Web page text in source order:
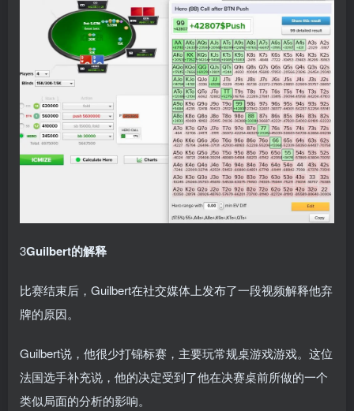
3Guilbert的解释
比赛结束后，Guilbert在社交媒体上发布了一段视频解释他弃
牌的原因。
Guilbert说，他很少打锦标赛，主要玩常规桌游戏游戏。这位
法国选手补充说，他的决定受到了他在决赛桌前所做的一个
类似局面的分析的影响。